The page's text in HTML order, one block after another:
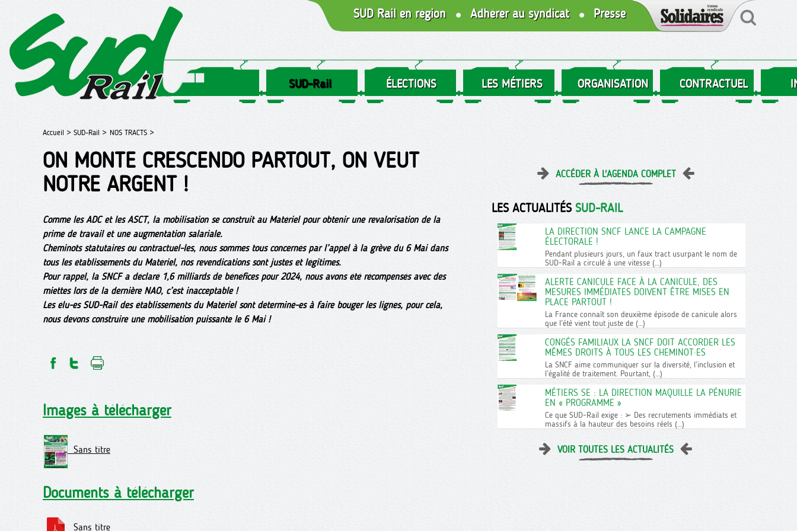
SUD Rail en région Adhérer au syndicat Presse
SUD-Rail ÉLECTIONS LES MÉTIERS ORGANISATION CONTRACTUEL
Accueil > SUD-Rail > NOS TRACTS >
ON MONTE CRESCENDO PARTOUT, ON VEUT
NOTRE ARGENT !
Comme les ADC et les ASCT, la mobilisation se construit au Matériel pour obtenir une revalorisation de la
prime de travail et une augmentation salariale.
Cheminots statutaires ou contractuel-les, nous sommes tous concernés par l’appel à la grève du 6 Mai dans
tous les établissements du Matériel, nos revendications sont justes et légitimes.
Pour rappel, la SNCF a déclaré 1,6 milliards de bénéfices pour 2024, nous avons été récompensés avec des
miettes lors de la dernière NAO, c’est inacceptable !
Les élu-es SUD-Rail des établissements du Matériel sont déterminé-es à faire bouger les lignes, pour cela,
nous devons construire une mobilisation puissante le 6 Mai !
Images à télécharger
Sans titre
Documents à télécharger
Sans titre
ACCÉDER À L'AGENDA COMPLET
LES ACTUALITÉS SUD-RAIL
LA DIRECTION SNCF LANCE LA CAMPAGNE
ÉLECTORALE !
Pendant plusieurs jours, un faux tract usurpant le nom de
SUD-Rail a circulé à une vitesse (…)
ALERTE CANICULE FACE À LA CANICULE, DES
MESURES IMMÉDIATES DOIVENT ÊTRE MISES EN
PLACE PARTOUT !
La France connaît son deuxième épisode de canicule alors
que l’été vient tout juste de (…)
CONGÉS FAMILIAUX LA SNCF DOIT ACCORDER LES
MÊMES DROITS À TOUS LES CHEMINOT·ES
La SNCF aime communiquer sur la diversité, l’inclusion et
l’égalité de traitement. Pourtant, (…)
MÉTIERS SE : LA DIRECTION MAQUILLE LA PÉNURIE
EN « PROGRAMME »
Ce que SUD-Rail exige : ➢ Des recrutements immédiats et
massifs à la hauteur des besoins réels (…)
VOIR TOUTES LES ACTUALITÉS